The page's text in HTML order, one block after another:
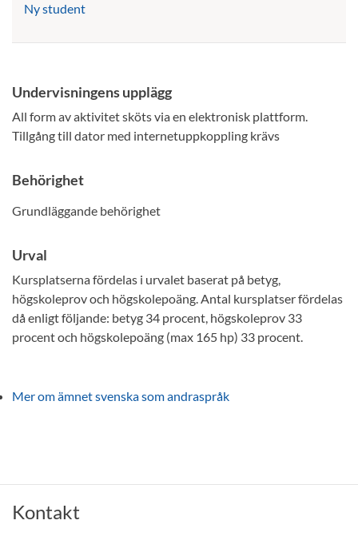
Ny student
Undervisningens upplägg
All form av aktivitet sköts via en elektronisk plattform.
Tillgång till dator med internetuppkoppling krävs
Behörighet
Grundläggande behörighet
Urval
Kursplatserna fördelas i urvalet baserat på betyg,
högskoleprov och högskolepoäng. Antal kursplatser fördelas
då enligt följande: betyg 34 procent, högskoleprov 33
procent och högskolepoäng (max 165 hp) 33 procent.
Mer om ämnet svenska som andraspråk
Kontakt